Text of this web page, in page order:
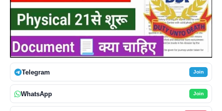
Telegram Join
WhatsApp Join